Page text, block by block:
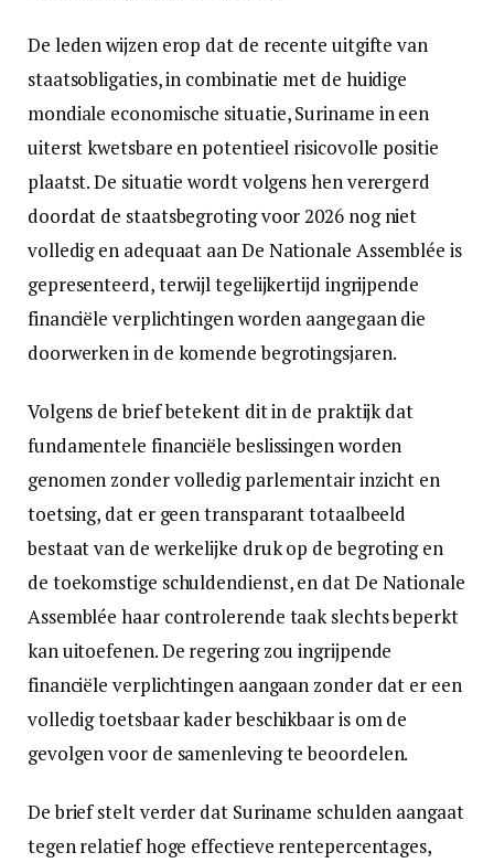
De leden wijzen erop dat de recente uitgifte van
staatsobligaties, in combinatie met de huidige
mondiale economische situatie, Suriname in een
uiterst kwetsbare en potentieel risicovolle positie
plaatst. De situatie wordt volgens hen verergerd
doordat de staatsbegroting voor 2026 nog niet
volledig en adequaat aan De Nationale Assemblée is
gepresenteerd, terwijl tegelijkertijd ingrijpende
financiële verplichtingen worden aangegaan die
doorwerken in de komende begrotingsjaren.
Volgens de brief betekent dit in de praktijk dat
fundamentele financiële beslissingen worden
genomen zonder volledig parlementair inzicht en
toetsing, dat er geen transparant totaalbeeld
bestaat van de werkelijke druk op de begroting en
de toekomstige schuldendienst, en dat De Nationale
Assemblée haar controlerende taak slechts beperkt
kan uitoefenen. De regering zou ingrijpende
financiële verplichtingen aangaan zonder dat er een
volledig toetsbaar kader beschikbaar is om de
gevolgen voor de samenleving te beoordelen.
De brief stelt verder dat Suriname schulden aangaat
tegen relatief hoge effectieve rentepercentages,